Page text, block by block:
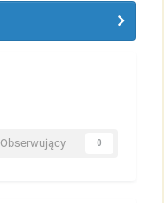
Obserwujący 0